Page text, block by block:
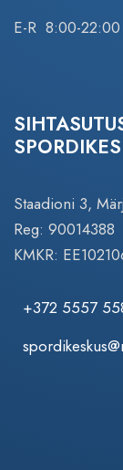
E-R 8:00-
Staadioni 3,
Reg: 90014388
KMKR:
+372 5557